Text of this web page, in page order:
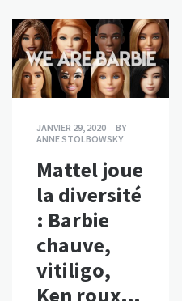
JANVIER 29, 2020
BY
ANNE STOLBOWSKY
Mattel joue
la diversité
: Barbie
chauve,
vitiligo,
Ken roux…